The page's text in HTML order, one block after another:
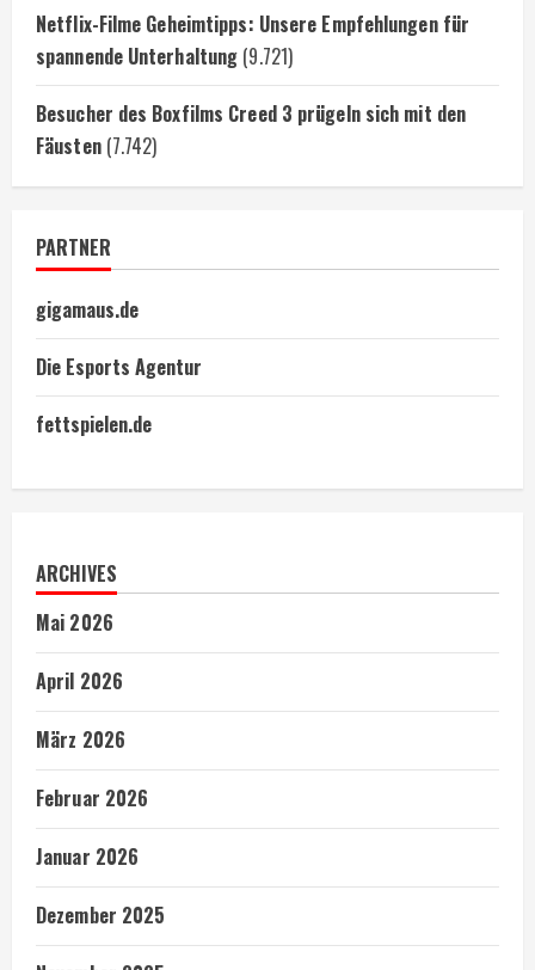
Netflix-Filme Geheimtipps: Unsere Empfehlungen für
spannende Unterhaltung (9.721)
Besucher des Boxfilms Creed 3 prügeln sich mit den
Fäusten (7.742)
PARTNER
gigamaus.de
Die Esports Agentur
fettspielen.de
ARCHIVES
Mai 2026
April 2026
März 2026
Februar 2026
Januar 2026
Dezember 2025